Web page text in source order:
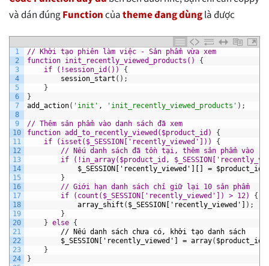
và dán đúngFunctioncủatheme đang dùnglà được
1
2
3
4
5
6
7
8
9
10
11
12
13
14
15
16
17
18
19
20
21
22
23
24
// Khởi tạo phiên làm việc - Sản phẩm vừa xem
function init_recently_viewed_products() {
if (!session_id()) {
session_start ( ) ;
}
}
add_action( 'init' , 'init_recently_viewed_products' ) ;
// Thêm sản phẩm vào danh sách đã xem
function add_to_recently_viewed($product_id) {
if (isset($_SESSION['recently_viewed'])) {
// Nếu danh sách đã tồn tại, thêm sản phẩm vào
if (!in_array($product_id,
$_SESSION['recently_viewed'][]
= $product_id
}
// Giới hạn danh sách chỉ giữ lại 10 sản phẩm
if (count($_SESSION['recently_viewed']) > 12) {
array_shift ( $_SESSION['recently_viewed'] ) ;
}
} else {
//
Nếu danh sách chưa có, khởi tạo danh sách
$_SESSION['recently_viewed']
= array( $product_id
}
}